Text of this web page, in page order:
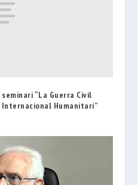
“La Guerra Civil
Humanitari”